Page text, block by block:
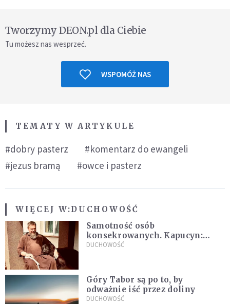
Tworzymy DEON.pl dla Ciebie
Tu możesz nas wesprzeć.
WSPOMÓŻ NAS
TEMATY W ARTYKULE
#dobry pasterz
#komentarz do ewangeli
#jezus bramą
#owce i pasterz
WIĘCEJ W:DUCHOWOŚĆ
Samotność osób
konsekrowanych. Kapucyn:
Życie w pojedynkę rzadko jest
DUCHOWOŚĆ
Góry Tabor są po to, by
odważnie iść przez doliny
DUCHOWOŚĆ